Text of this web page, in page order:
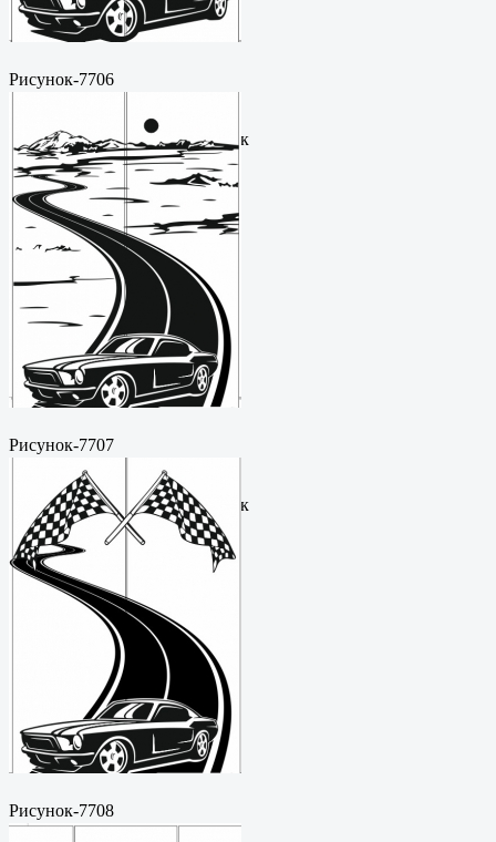
Рисунок-7706
рисунокФормат: cdrЦена: 200
руб.Метки: векторный рисунок
Рисунок-7707
рисунокФормат: cdrЦена: 200
руб.Метки: векторный рисунок
Рисунок-7708
Пескоструйный